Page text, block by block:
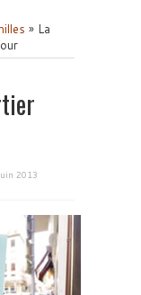
» La
2013